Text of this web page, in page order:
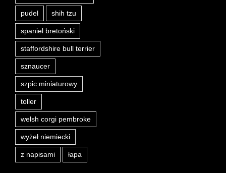
pudel shih tzu
spaniel bretoński
staffordshire bull terrier
sznaucer
szpic miniaturowy
toller
welsh corgi pembroke
wyżeł niemiecki
z napisami łapa